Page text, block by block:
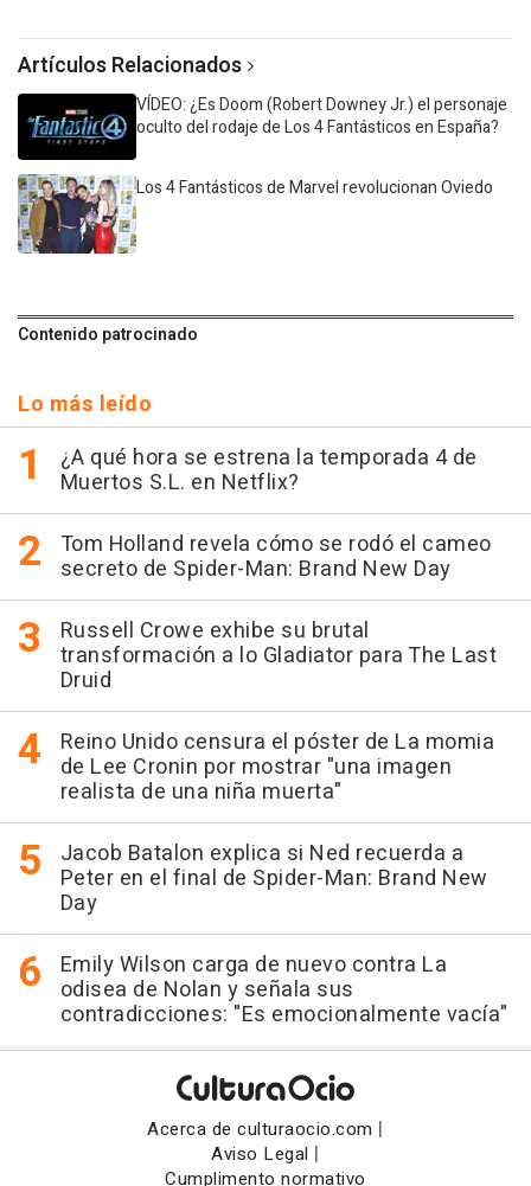
Artículos Relacionados
VÍDEO: ¿Es Doom (Robert Downey Jr.) el personaje
oculto del rodaje de Los 4 Fantásticos en España?
Los 4 Fantásticos de Marvel revolucionan Oviedo
Contenido patrocinado
Lo más leído
¿A qué hora se estrena la temporada 4 de
Muertos S.L. en Netflix?
Tom Holland revela cómo se rodó el cameo
secreto de Spider-Man: Brand New Day
Russell Crowe exhibe su brutal
transformación a lo Gladiator para The Last
Druid
Reino Unido censura el póster de La momia
de Lee Cronin por mostrar "una imagen
realista de una niña muerta"
Jacob Batalon explica si Ned recuerda a
Peter en el final de Spider-Man: Brand New
Day
Emily Wilson carga de nuevo contra La
odisea de Nolan y señala sus
contradicciones: "Es emocionalmente vacía"
Acerca de culturaocio.com |
Aviso Legal |
Cumplimento normativo